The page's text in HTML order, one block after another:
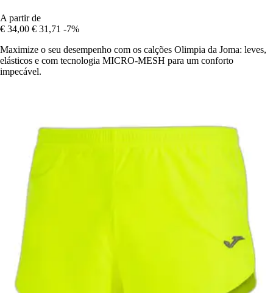
A partir de
€ 34,00 € 31,71 -7%
Maximize o seu desempenho com os calções Olimpia da Joma: leves,
elásticos e com tecnologia MICRO-MESH para um conforto
impecável.